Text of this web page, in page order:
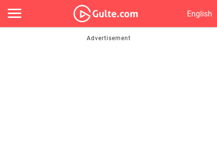
English